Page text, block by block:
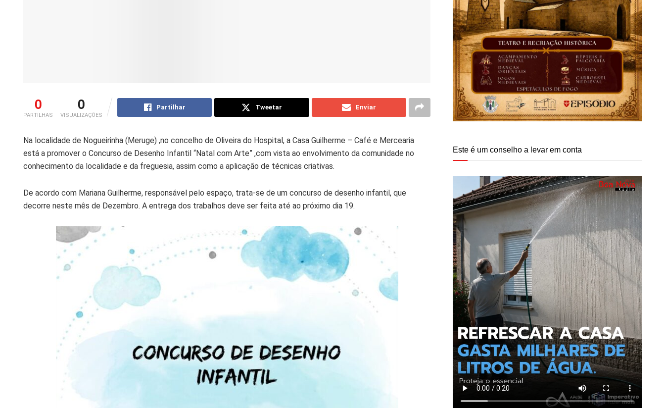
0
PARTILHAS
0
VISUALIZAÇÕES
Partilhar Tweetar Enviar
Na localidade de Nogueirinha (Meruge) ,no concelho de Oliveira do Hospital, a Casa Guilherme – Café e Mercearia
está a promover o Concurso de Desenho Infantil “Natal com Arte” ,com vista ao envolvimento da comunidade no
conhecimento da localidade e da freguesia, assim como a aplicação de técnicas criativas.
De acordo com Mariana Guilherme, responsável pelo espaço, trata-se de um concurso de desenho infantil, que
decorre neste mês de Dezembro. A entrega dos trabalhos deve ser feita até ao próximo dia 19.
Este é um conselho a levar em conta